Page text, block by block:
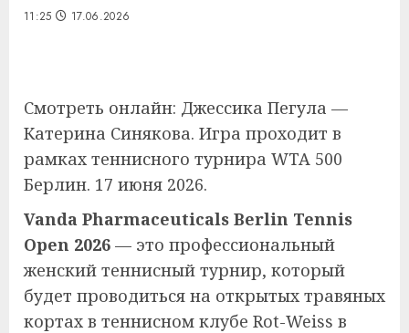
11:25 17.06.2026
Смотреть онлайн: Джессика Пегула —
Катерина Синякова. Игра проходит в
рамках теннисного турнира WTA 500
Берлин. 17 июня 2026.
Vanda Pharmaceuticals Berlin Tennis
Open 2026 — это профессиональный
женский теннисный турнир, который
будет проводиться на открытых травяных
кортах в теннисном клубе Rot-Weiss в